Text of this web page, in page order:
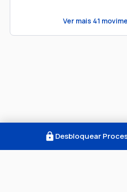
Ver mais 41
Desbloquear